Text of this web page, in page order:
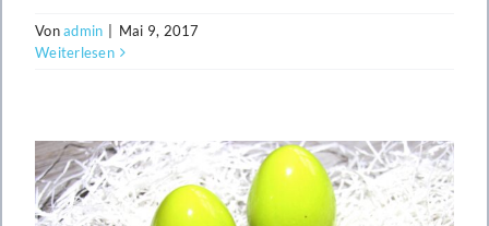
Vonadmin | Mai 9, 2017
Weiterlesen